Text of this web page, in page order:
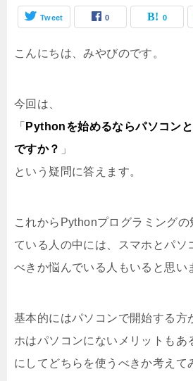
Tweet 0 0
こんにちは、みやびのです。
今回は、
「 Pythonを始めるならパソコン
ですか？ 」
という疑問に答えます。
これからPythonプログラミングの
ている人の中には、スマホとパソ
べきか悩んでいる人もいると思い
基本的にはパソコンで開始する方
ホはパソコンにないメリットもあ
にしてどちらを使うべきか考えて